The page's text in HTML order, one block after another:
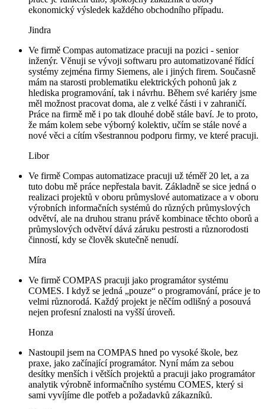
ekonomický výsledek každého obchodního případu.
Jindra
Ve firmě Compas automatizace pracuji na pozici - senior
inženýr. Věnuji se vývoji softwaru pro automatizované řídící
systémy zejména firmy Siemens, ale i jiných firem. Současně
mám na starosti problematiku elektrických pohonů jak z
hlediska programování, tak i návrhu. Během své kariéry jsme
měl možnost pracovat doma, ale z velké části i v zahraničí.
Práce na firmě mě i po tak dlouhé době stále baví. Je to proto,
že mám kolem sebe výborný kolektiv, učím se stále nové a
nové věci a cítím všestrannou podporu firmy, ve které pracuji.
Libor
Ve firmě Compas automatizace pracuji už téměř 20 let, a za
tuto dobu mě práce nepřestala bavit. Základně se sice jedná o
realizaci projektů v oboru průmyslové automatizace a v oboru
výrobních informačních systémů do různých průmyslových
odvětví, ale na druhou stranu právě kombinace těchto oborů a
průmyslových odvětví dává záruku pestrosti a různorodosti
činností, kdy se člověk skutečně nenudí.
Míra
Ve firmě COMPAS pracuji jako programátor systému
COMES. I když se jedná „pouze“ o programování, práce je to
velmi různorodá. Každý projekt je něčím odlišný a posouvá
nejen profesní znalosti na vyšší úroveň.
Honza
Nastoupil jsem na COMPAS hned po vysoké škole, bez
praxe, jako začínající programátor. Nyní mám za sebou
desítky menších i větších projektů a pracuji jako programátor
analytik výrobně informačního systému COMES, který si
sami vyvíjíme dle potřeb a požadavků zákazníků.